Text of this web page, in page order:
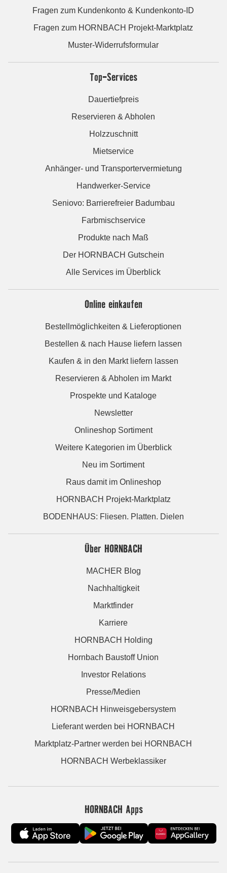
Fragen zum Kundenkonto & Kundenkonto-ID
Fragen zum HORNBACH Projekt-Marktplatz
Muster-Widerrufsformular
Top-Services
Dauertiefpreis
Reservieren & Abholen
Holzzuschnitt
Mietservice
Anhänger- und Transportervermietung
Handwerker-Service
Seniovo: Barrierefreier Badumbau
Farbmischservice
Produkte nach Maß
Der HORNBACH Gutschein
Alle Services im Überblick
Online einkaufen
Bestellmöglichkeiten & Lieferoptionen
Bestellen & nach Hause liefern lassen
Kaufen & in den Markt liefern lassen
Reservieren & Abholen im Markt
Prospekte und Kataloge
Newsletter
Onlineshop Sortiment
Weitere Kategorien im Überblick
Neu im Sortiment
Raus damit im Onlineshop
HORNBACH Projekt-Marktplatz
BODENHAUS: Fliesen. Platten. Dielen
Über HORNBACH
MACHER Blog
Nachhaltigkeit
Marktfinder
Karriere
HORNBACH Holding
Hornbach Baustoff Union
Investor Relations
Presse/Medien
HORNBACH Hinweisgebersystem
Lieferant werden bei HORNBACH
Marktplatz-Partner werden bei HORNBACH
HORNBACH Werbeklassiker
HORNBACH Apps